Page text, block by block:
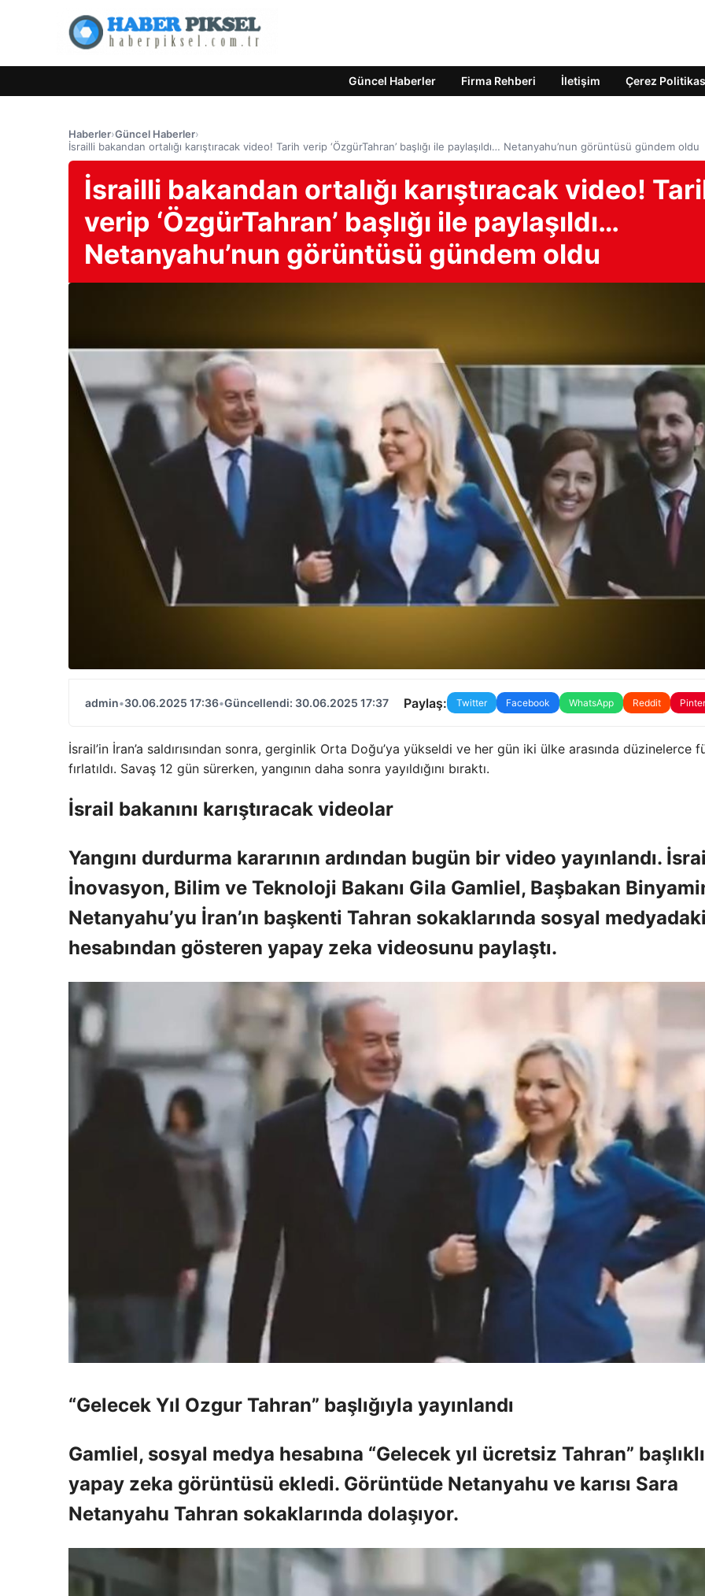
Güncel Haberler Firma Rehberi İletişim Çerez
Haberler›Güncel Haberler›
İsrailli bakandan ortalığı karıştıracak video! Tarih verip ‘ÖzgürTahran’ başlığı ile paylaşıldı… Netanyahu’nun görüntüsü gündem oldu
İsrailli bakandan ortalığı karıştıracak video!
verip ‘ÖzgürTahran’ başlığı ile paylaşıldı…
Netanyahu’nun görüntüsü gündem oldu
admin•30.06.2025 17:36•Güncellendi: 30.06.2025 17:37 Paylaş: Twitter Facebook WhatsApp Reddit
İsrail’in İran’a saldırısından sonra, gerginlik Orta Doğu’ya yükseldi ve her gün iki ülke arasında düzinelerce
fırlatıldı. Savaş 12 gün sürerken, yangının daha sonra yayıldığını bıraktı.
İsrail bakanını karıştıracak videolar
Yangını durdurma kararının ardından bugün bir video yayınlandı.
İnovasyon, Bilim ve Teknoloji Bakanı Gila Gamliel, Başbakan
Netanyahu’yu İran’ın başkenti Tahran sokaklarında sosyal
hesabından gösteren yapay zeka videosunu paylaştı.
“Gelecek Yıl Ozgur Tahran” başlığıyla yayınlandı
Gamliel, sosyal medya hesabına “Gelecek yıl ücretsiz Tahran” başlıklı
yapay zeka görüntüsü ekledi. Görüntüde Netanyahu ve karısı Sara
Netanyahu Tahran sokaklarında dolaşıyor.